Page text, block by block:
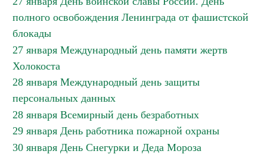
полного освобождения Ленинграда от фашистской
блокады
27 января Международный день памяти жертв
Холокоста
28 января Международный день защиты
персональных данных
28 января Всемирный день безработных
29 января День работника пожарной охраны
30 января День Снегурки и Деда Мороза